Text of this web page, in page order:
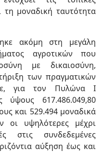
τη μοναδική ταυτότητα
ακόμη στη μεγάλη
αγροτικών που
με δικαιοσύνη,
των πραγματικών
για τον Πυλώνα Ι
ύψους 617.486.049,80
και 529.494 μοναδικά
οι υψηλότερες μέχρι
στις συνδεδεμένες
αύξηση έως και